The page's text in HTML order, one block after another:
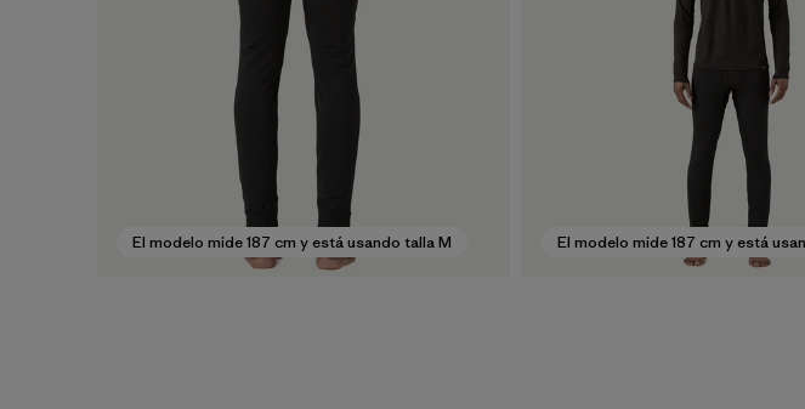
El modelo mide 187 cm y está usando talla M El modelo mide 187 cm y está